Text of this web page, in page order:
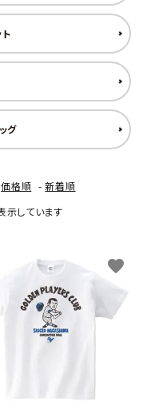
グ
価格順 -新着順
しています
favorite